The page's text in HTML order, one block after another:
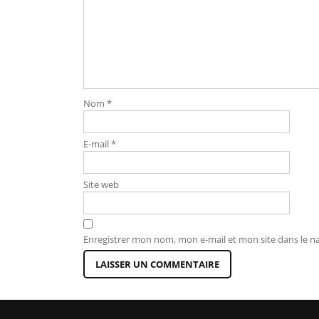
Nom *
E-mail*
Site web
Enregistrer mon nom, mon e-mail et mon site dans le